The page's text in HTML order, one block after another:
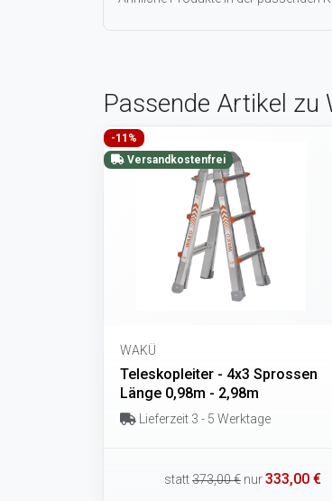
Passende Artikel zu
-11%
Versandkostenfrei
WAKÜ
Teleskopleiter - 4x3 Sprossen
Länge 0,98m - 2,98m
Lieferzeit 3 - 5 Werktage
statt373,00 € nur333,00 €